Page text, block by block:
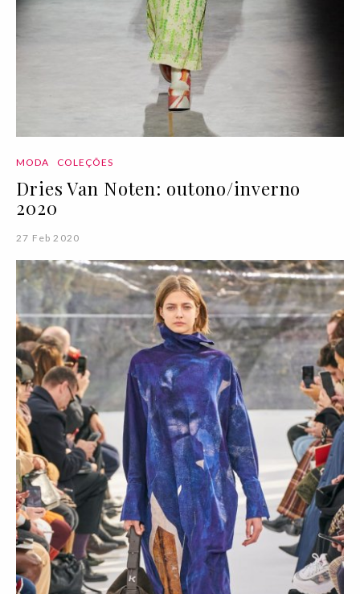
MODA COLEÇÕES
Dries Van Noten: outono/inverno
2020
27 Feb 2020